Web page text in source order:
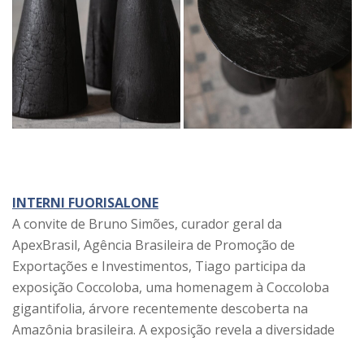
INTERNI FUORISALONE
A convite de Bruno Simões, curador geral da
ApexBrasil, Agência Brasileira de Promoção de
Exportações e Investimentos, Tiago participa da
exposição Coccoloba, uma homenagem à Coccoloba
gigantifolia, árvore recentemente descoberta na
Amazônia brasileira. A exposição revela a diversidade